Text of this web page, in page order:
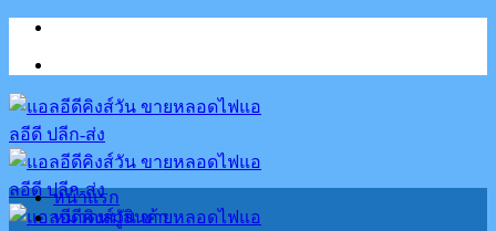
Skip
content
หน้าแรก
หมวดหมู่สินค้า